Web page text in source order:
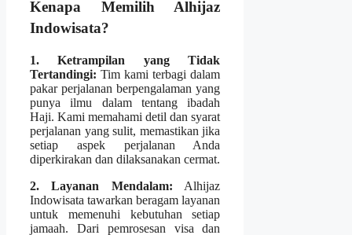
Kenapa Memilih Alhijaz
Indowisata?
1. Ketrampilan yang Tidak
Tertandingi: Tim kami terbagi dalam
pakar perjalanan berpengalaman yang
punya ilmu dalam tentang ibadah
Haji. Kami memahami detil dan syarat
perjalanan yang sulit, memastikan jika
setiap aspek perjalanan Anda
diperkirakan dan dilaksanakan cermat.
2. Layanan Mendalam: Alhijaz
Indowisata tawarkan beragam layanan
untuk memenuhi kebutuhan setiap
jamaah. Dari pemrosesan visa dan